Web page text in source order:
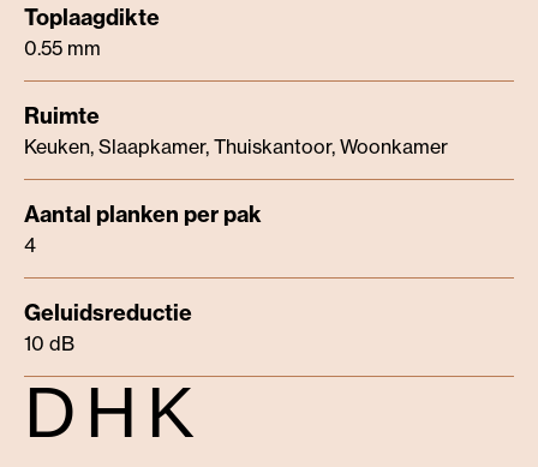
0.55 mm
Keuken, Slaapkamer, Thuiskantoor, Woonkamer
4
10 dB
DHK